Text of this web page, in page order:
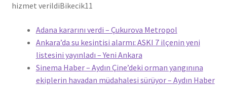
hizmet verildiBikecik11
Adana kararını verdi – Çukurova Metropol
Ankara’da su kesintisi alarmı: ASKI 7 ilçenin yeni
listesini yayınladı – Yeni Ankara
Sinema Haber – Aydın Çine’deki orman yangınına
ekiplerin havadan müdahalesi sürüyor – Aydın Haber